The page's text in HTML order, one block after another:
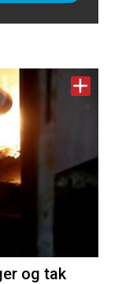
og tak